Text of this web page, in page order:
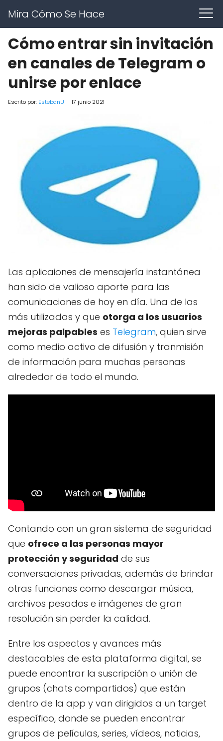
Mira Cómo Se Hace
Cómo entrar sin invitación
en canales de Telegram o
unirse por enlace
Escrito por: EstebanU 17 junio 2021
Las aplicaiones de mensajería instantánea
han sido de valioso aporte para las
comunicaciones de hoy en día. Una de las
más utilizadas y que otorga a los usuarios
mejoras palpables es Telegram, quien sirve
como medio activo de difusión y tranmisión
de información para muchas personas
alrededor de todo el mundo.
Contando con un gran sistema de seguridad
que ofrece a las personas mayor
protección y seguridad de sus
conversaciones privadas, además de brindar
otras funciones como descargar música,
archivos pesados e imágenes de gran
resolución sin perder la calidad.
Entre los aspectos y avances más
destacables de esta plataforma digital, se
puede encontrar la suscripción o unión de
grupos (chats compartidos) que están
dentro de la app y van dirigidos a un target
específico, donde se pueden encontrar
grupos de películas, series, vídeos, noticias,